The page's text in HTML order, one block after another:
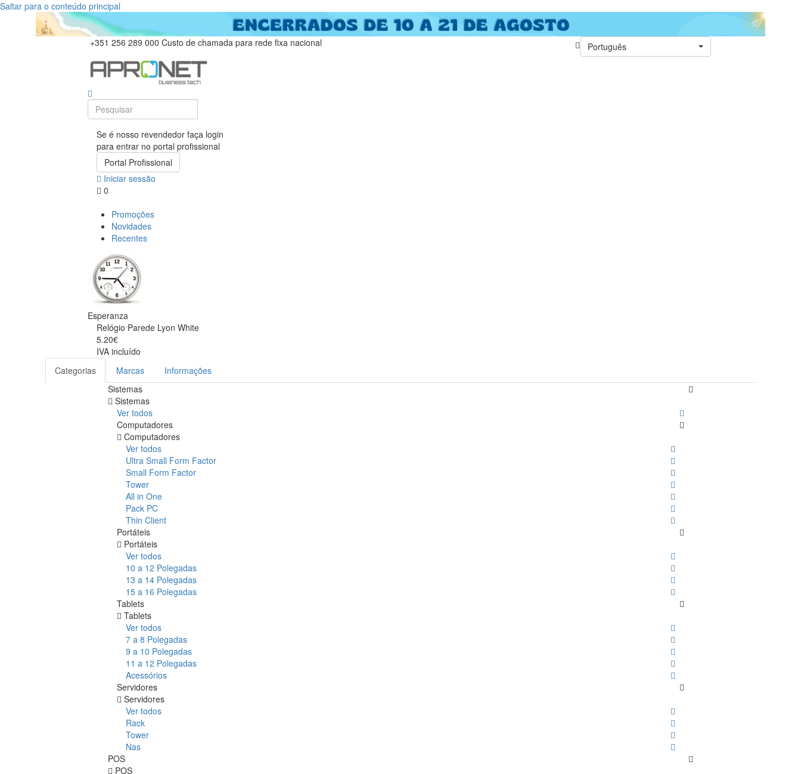
Saltar para o conteúdo principal
+351 256 289 000 Custo de chamada para rede fixa nacional Português
Se é nosso revendedor faça login
para entrar no portal profissional
Portal Profissional
Iniciar sessão
0
Promoções
Novidades
Recentes
Esperanza
Relógio Parede Lyon White
5.20€
IVA incluído
Categorias
Marcas
Informações
Sistemas
Sistemas
Ver todos
Computadores
Computadores
Ver todos
Ultra Small Form Factor
Small Form Factor
Tower
All in One
Pack PC
Thin Client
Portáteis
Portáteis
Ver todos
10 a 12 Polegadas
13 a 14 Polegadas
15 a 16 Polegadas
Tablets
Tablets
Ver todos
7 a 8 Polegadas
9 a 10 Polegadas
11 a 12 Polegadas
Acessórios
Servidores
Servidores
Ver todos
Rack
Tower
Nas
POS
POS